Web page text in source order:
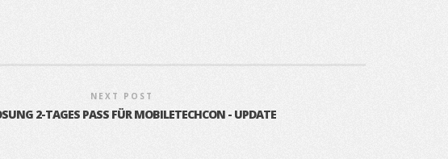
NEXT POST
2-TAGES PASS FÜR MOBILETECHCON - UPDATE